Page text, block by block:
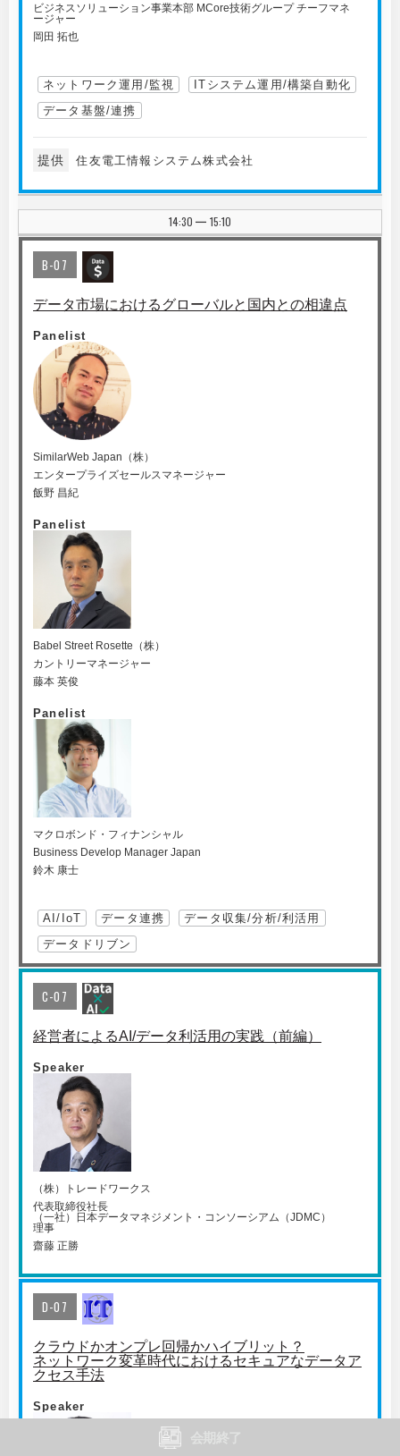
ビジネスソリューション事業本部 MCore技術グループ チーフマネ
ージャー
岡田 拓也
ネットワーク運用/監視
ITシステム運用/構築自動化
データ基盤/連携
提供 住友電工情報システム株式会社
14:30 | 15:10
B-07
データ市場におけるグローバルと国内との相違点
Panelist
SimilarWeb Japan（株）
エンタープライズセールスマネージャー
飯野 昌紀
Panelist
Babel Street Rosette（株）
カントリーマネージャー
藤本 英俊
Panelist
マクロボンド・フィナンシャル
Business Develop Manager Japan
鈴木 康士
AI/IoT データ連携
データ収集/分析/利活用
データドリブン
C-07
経営者によるAI/データ利活用の実践（前編）
Speaker
（株）トレードワークス
代表取締役社長
（一社）日本データマネジメント・コンソーシアム（JDMC）
理事
齋藤 正勝
D-07
クラウドかオンプレ回帰かハイブリット？
ネットワーク変革時代におけるセキュアなデータア
クセス手法
Speaker